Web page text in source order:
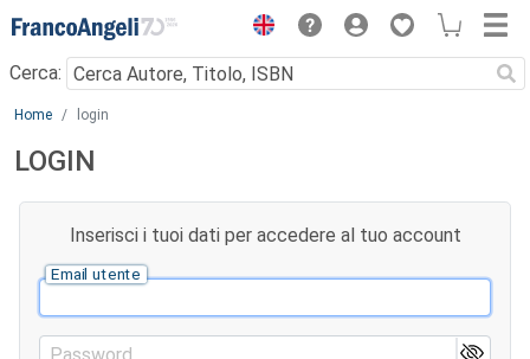
Menu
Cerca:
Main content
Home login
LOGIN
Inserisci i tuoi dati per accedere al tuo account
Email utente